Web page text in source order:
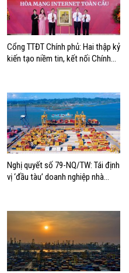
Cổng TTĐT Chính phủ: Hai thập kỷ
kiến tạo niềm tin, kết nối Chính
Nghị quyết số 79-NQ/TW: Tái định
vị ‘đầu tàu’ doanh nghiệp nhà